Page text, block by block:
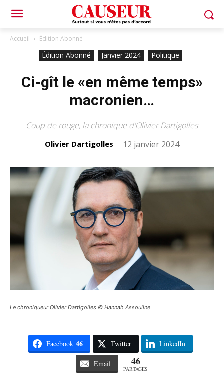
Accueil Édition Abonné
Édition Abonné Janvier 2024 Politique
Ci-gît le «en même temps»
macronien…
Coup de rouge, la chronique d'Olivier Dartigolles
Olivier Dartigolles - 12 janvier 2024
Le chroniqueur Olivier Dartigolles © Hannah Assouline
Facebook 46 Twitter LinkedIn
Email 46
PARTAGES